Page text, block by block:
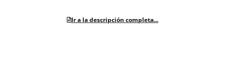
Ir a la descripción completa...